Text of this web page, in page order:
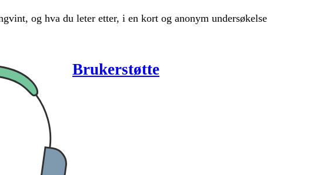
og hva du leter etter, i en kort og anonym undersøkelse
Brukerstøtte